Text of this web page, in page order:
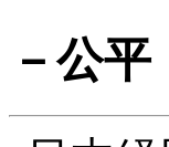
－公